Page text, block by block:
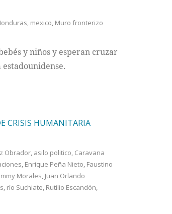
, mexico, Muro fronterizo
y niños y esperan cruzar
CRISIS HUMANITARIA
Obrador, asilo politico, Caravana
, Enrique Peña Nieto, Faustino
Morales, Juan Orlando
, río Suchiate, Rutilio Escandón,